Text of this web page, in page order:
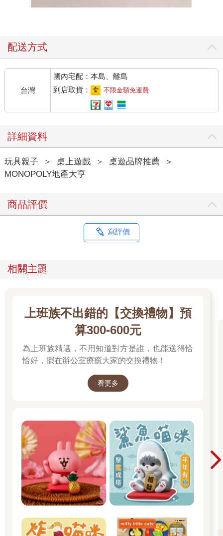
配送方式
台灣
國內宅配：本島、離島
到店取貨：
不限金額免運費
詳細資料
玩具親子 ＞ 桌上遊戲 ＞ 桌遊品牌推薦
＞
MONOPOLY地產大亨
商品評價
寫評價
相關主題
上班族不出錯的【交換禮物】預
算300-600元
為上班族精選，不用知道對方是誰，也能送得恰
恰好，擺在辦公室療癒大家的交換禮物！
看更多